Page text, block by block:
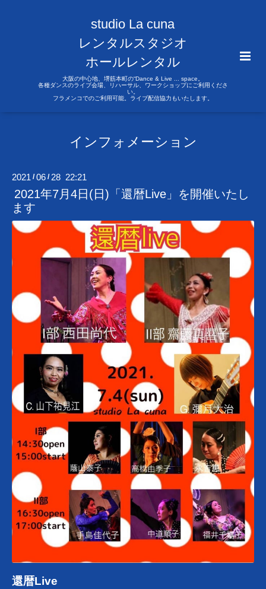
studio La cuna
レンタルスタジオ
ホールレンタル
大阪の中心地、堺筋本町の“Dance & Live ... space。
各種ダンスのライブ会場、リハーサル、ワークショップにご利用くださ
い。
フラメンコでのご利用可能。ライブ配信協力もいたします。
インフォメーション
2021 /06 / 28 22:21
2021年7月4日(日)「還暦Live」を開催いたし
ます
還暦Live